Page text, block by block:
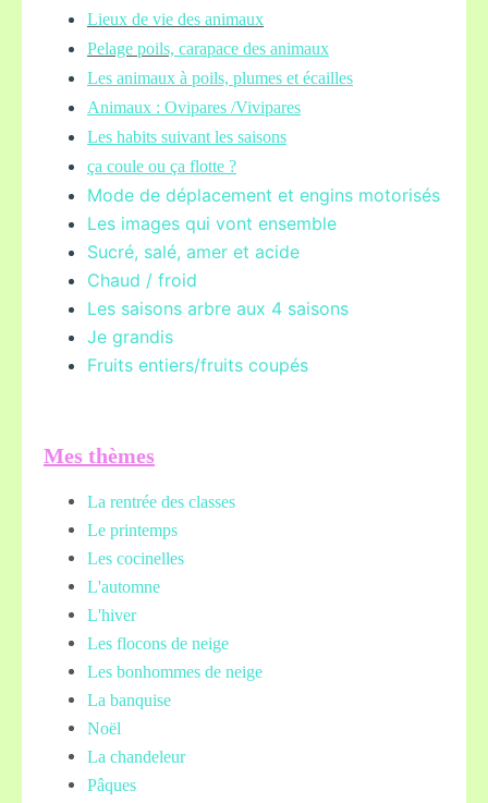
Lieux de vie des animaux
Pelage poils, carapace des animaux
Les animaux à poils, plumes et écailles
Animaux : Ovipares /Vivipares
Les habits suivant les saisons
ça coule ou ça flotte ?
Mode de déplacement et engins motorisés
Les images qui vont ensemble
Sucré, salé, amer et acide
Chaud / froid
Les saisons arbre aux 4 saisons
Je grandis
Fruits entiers/fruits coupés
Mes thèmes
La rentrée des classes
Le printemps
Les cocinelles
L'automne
L'hiver
Les flocons de neige
Les bonhommes de neige
La banquise
Noël
La chandeleur
Pâques